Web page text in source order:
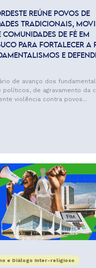
REÚNE POVOS DE
TRADICIONAIS,
COMUNIDADES DE FÉ EM
PARA FORTALECER A
E
de avanço dos
políticos, de agravamento da
violência contra povos...
e Diálogo Inter-religioso